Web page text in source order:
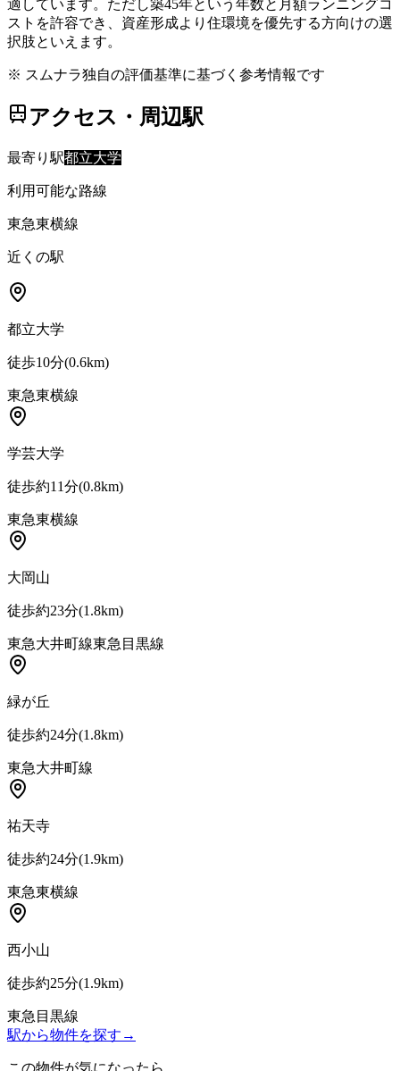
適しています。ただし築45年という年数と月額ランニングコ
ストを許容でき、資産形成より住環境を優先する方向けの選
択肢といえます。
※ スムナラ独自の評価基準に基づく参考情報です
アクセス・周辺駅
最寄り駅都立大学
利用可能な路線
東急東横線
近くの駅
都立大学
徒歩10分(0.6km)
東急東横線
学芸大学
徒歩約11分(0.8km)
東急東横線
大岡山
徒歩約23分(1.8km)
東急大井町線東急目黒線
緑が丘
徒歩約24分(1.8km)
東急大井町線
祐天寺
徒歩約24分(1.9km)
東急東横線
西小山
徒歩約25分(1.9km)
東急目黒線
駅から物件を探す →
この物件が気になったら